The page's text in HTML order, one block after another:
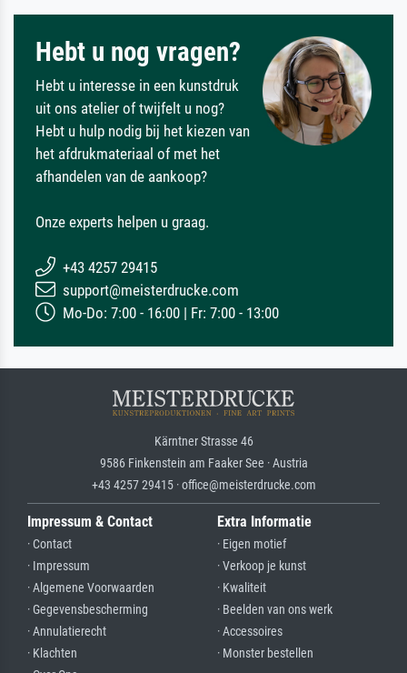
Hebt u nog vragen?
Hebt u interesse in een kunstdruk
uit ons atelier of twijfelt u nog?
Hebt u hulp nodig bij het kiezen van
het afdrukmateriaal of met het
afhandelen van de aankoop?
Onze experts helpen u graag.
+43 4257 29415
support@meisterdrucke.com
Mo-Do: 7:00 - 16:00 | Fr: 7:00 - 13:00
Kärntner Strasse 46
9586 Finkenstein am Faaker See · Austria
+43 4257 29415 · office@meisterdrucke.com
Impressum & Contact
· Contact
· Impressum
· Algemene Voorwaarden
· Gegevensbescherming
· Annulatierecht
· Klachten
Extra Informatie
· Eigen motief
· Verkoop je kunst
· Kwaliteit
· Beelden van ons werk
· Accessoires
· Monster bestellen